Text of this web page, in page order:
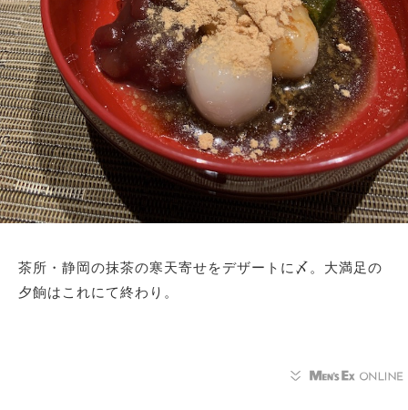
茶所・静岡の抹茶の寒天寄せをデザートに〆。大満足の
夕餉はこれにて終わり。